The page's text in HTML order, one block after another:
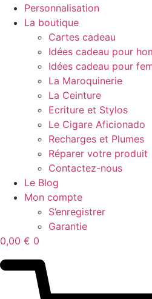
Personnalisation
La boutique
Cartes cadeau
Idées cadeau pour
Idées cadeau pour
La Maroquinerie
La Ceinture
Ecriture et Stylos
Le Cigare Aficionado
Recharges et Plumes
Réparer votre produit
Contactez-nous
Le Blog
Mon compte
S’enregistrer
Garantie
0,00 € 0